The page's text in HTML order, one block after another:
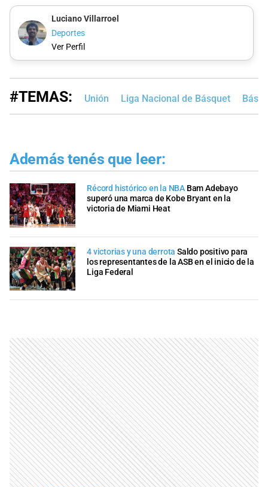
Luciano Villarroel
Deportes
Ver Perfil
#TEMAS: Unión Liga Nacional de Básquet
Además tenés que leer:
Récord histórico en la NBA Bam Adebayo
superó una marca de Kobe Bryant en la
victoria de Miami Heat
4 victorias y una derrota Saldo positivo para
los representantes de la ASB en el inicio de la
Liga Federal